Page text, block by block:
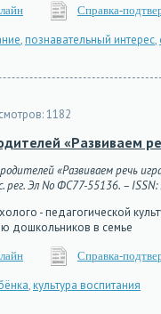
Справка-
,познавательный интерес,
1182
«Развиваем
«Развиваем речь
рег. Эл No ФС77-55136. –
- педагогической
дошкольников в семье
Справка-
,культура воспитания